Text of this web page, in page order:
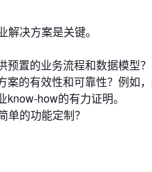
决方案是关键。
置的业务流程和数据模型？
案的有效性和可靠性？例如
how的有力证明。
的功能定制？